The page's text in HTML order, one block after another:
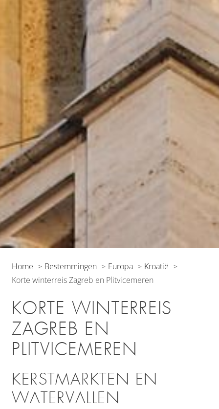
Home Bestemmingen Europa
Kroatië
Korte winterreis Zagreb en Plitvicemeren
KORTE WINTERREIS
ZAGREB EN
PLITVICEMEREN
KERSTMARKTEN EN
WATERVALLEN